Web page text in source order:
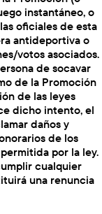
instantáneo, o
oficiales de esta
antideportiva o
votos asociados.
de socavar
de la Promoción
de las leyes
dicho intento, el
daños y
de los
por la ley.
cualquier
una renuncia